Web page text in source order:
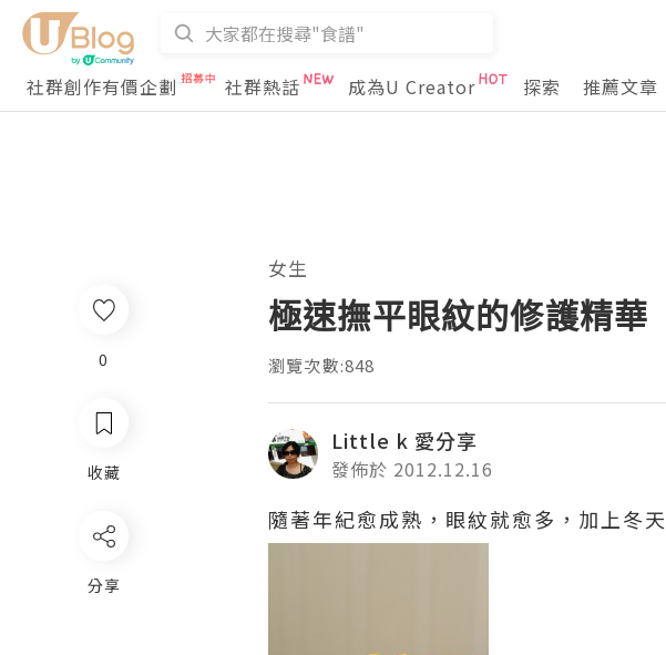
社群創作有價企劃
社群熱話 成為U Creator 探索 推薦文章
0
收藏
分享
女生
極速撫平眼紋的修護精華
瀏覽次數:848
Little k 愛分享
發佈於 2012.12.16
隨著年紀愈成熟，眼紋就愈多，加上冬